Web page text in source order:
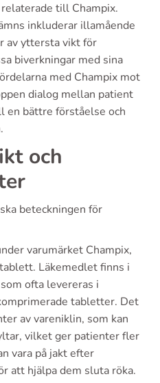
till Champix.
inkluderar illamående
av yttersta vikt för
biverkningar med sina
med Champix mot
dialog mellan patient
en bättre förståelse och
och
beteckningen för
varumärket Champix,
Läkemedlet finns i
ofta levereras i
tabletter. Det
av vareniklin, som kan
vilket ger patienter fler
vara på jakt efter
att hjälpa dem sluta röka.